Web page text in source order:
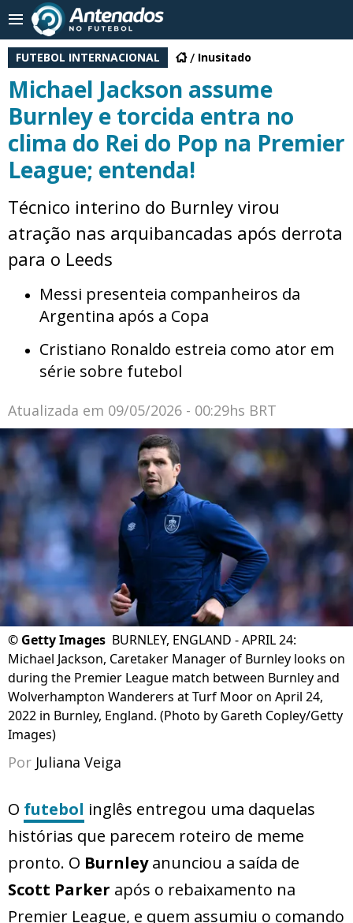
FUTEBOL INTERNACIONAL Inusitado
Michael Jackson assume
Burnley e torcida entra no
clima do Rei do Pop na Premier
League; entenda!
Técnico interino do Burnley virou
atração nas arquibancadas após derrota
para o Leeds
Messi presenteia companheiros da
Argentina após a Copa
Cristiano Ronaldo estreia como ator em
série sobre futebol
Atualizada em 09/05/2026 - 00:29hs BRT
© Getty Images BURNLEY, ENGLAND - APRIL 24:
Michael Jackson, Caretaker Manager of Burnley looks on
during the Premier League match between Burnley and
Wolverhampton Wanderers at Turf Moor on April 24,
2022 in Burnley, England. (Photo by Gareth Copley/Getty
Images)
Por Juliana Veiga
O futebol inglês entregou uma daquelas
histórias que parecem roteiro de meme
pronto. O Burnleyanunciou a saída de
Scott Parker após o rebaixamento na
Premier League, e quem assumiu o comando